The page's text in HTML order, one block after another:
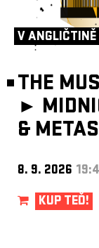
V ANGLIČTINĚ
THE
►
&
8. 9. 2026
KUP TEĎ!